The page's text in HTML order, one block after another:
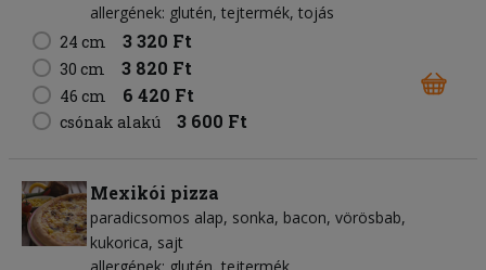
allergének: glutén, tejtermék, tojás
24 cm
3 320 Ft
30 cm 3 820 Ft
46 cm 6 420 Ft
csónak alakú 3 600 Ft
Mexikói pizza
paradicsomos alap sonka bacon vörösbab
kukorica sajt